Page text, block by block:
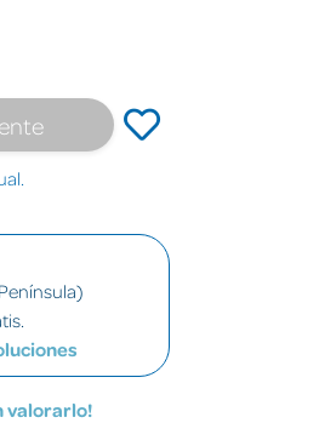
valorarlo!